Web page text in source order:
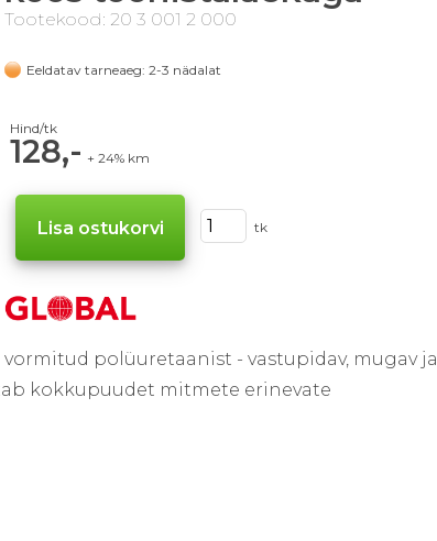
Tootekood: 20 3 001 2 000
Eeldatav tarneaeg: 2-3 nädalat
Hind/tk
128,- + 24% km
tk
polüuretaanist - vastupidav, mugav ja
kokkupuudet mitmete erinevate